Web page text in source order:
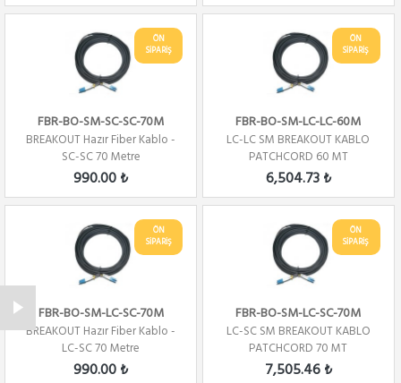
ÖN
SİPARİŞ
FBR-BO-SM-SC-SC-70M
BREAKOUT Hazır Fiber Kablo -
SC-SC 70 Metre
990.00 ₺
ÖN
SİPARİŞ
FBR-BO-SM-LC-LC-60M
LC-LC SM BREAKOUT KABLO
PATCHCORD 60 MT
6,504.73 ₺
ÖN
SİPARİŞ
FBR-BO-SM-LC-SC-70M
BREAKOUT Hazır Fiber Kablo -
LC-SC 70 Metre
990.00 ₺
ÖN
SİPARİŞ
FBR-BO-SM-LC-SC-70M
LC-SC SM BREAKOUT KABLO
PATCHCORD 70 MT
7,505.46 ₺